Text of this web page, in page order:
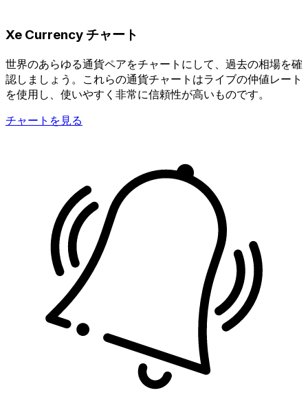
Xe Currency チャート
世界のあらゆる通貨ペアをチャートにして、過去の相場を確
認しましょう。これらの通貨チャートはライブの仲値レート
を使用し、使いやすく非常に信頼性が高いものです。
チャートを見る